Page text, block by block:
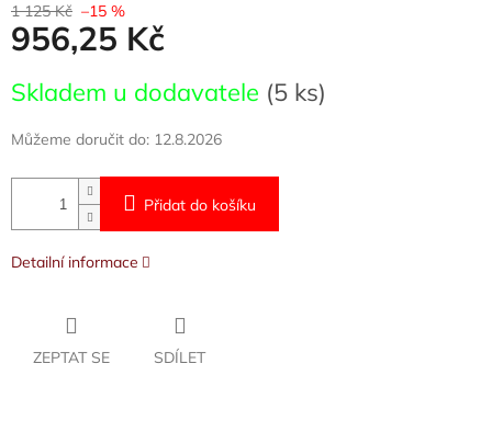
1 125 Kč –15 %
956,25 Kč
cena:
Skladem u dodavatele (5 ks)
Můžeme doručit do: 12.8.2026
Přidat do košíku
Detailní informace
ZEPTAT SE SDÍLET